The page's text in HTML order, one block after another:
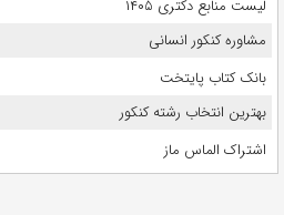
لیست منابع دکتری ۱۴۰۵
مشاوره کنکور انسانی
بانک کتاب پایتخت
بهترین انتخاب رشته کنکور
اشتراک الماس ماز